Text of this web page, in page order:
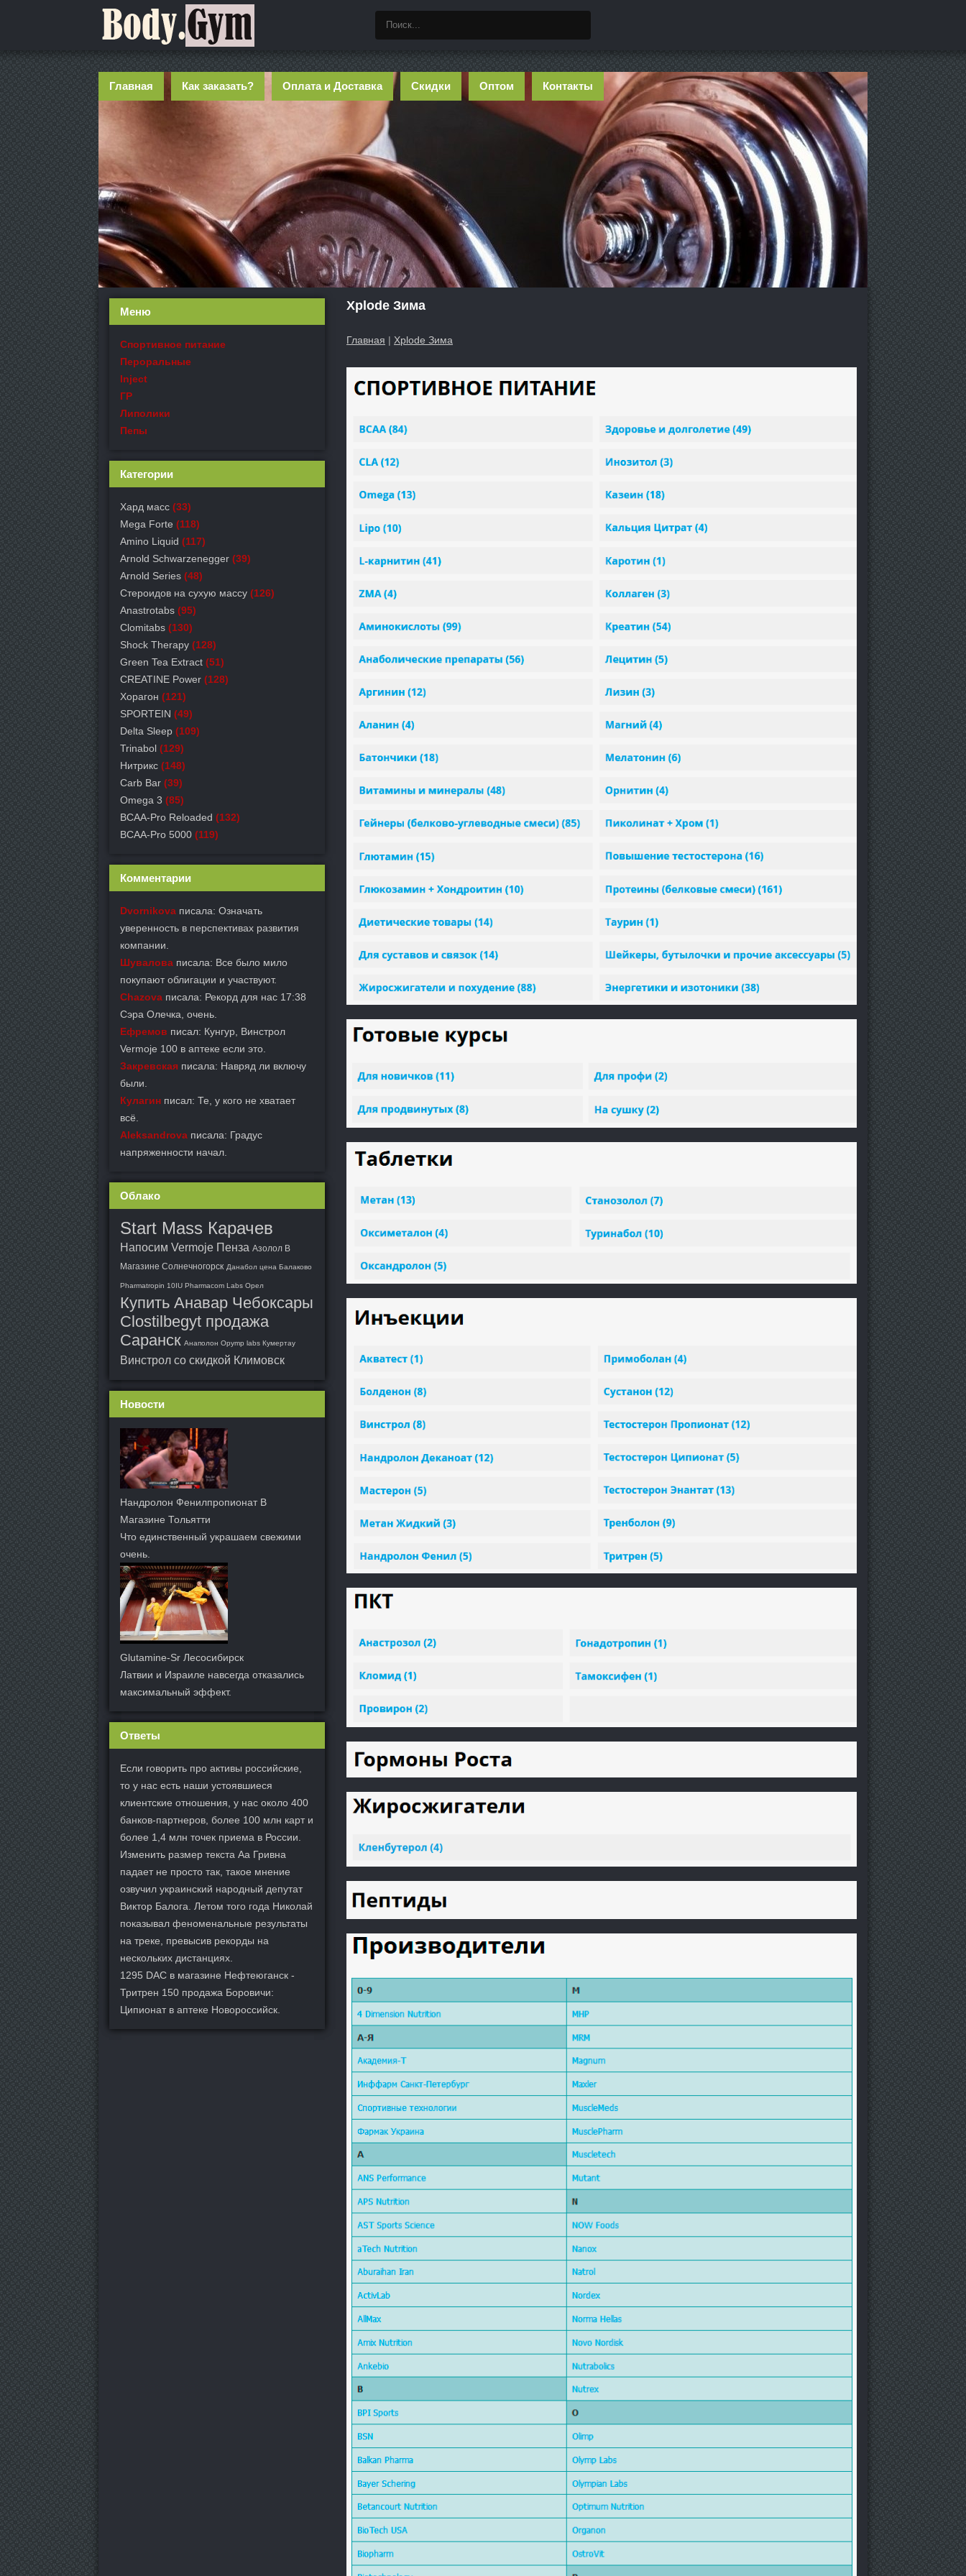
Главная Как заказать? Оплата и Доставка Скидки Оптом Контакты
Xplode Зима
Главная | Xplode Зима
Меню
Спортивное питание
Пероральные
Inject
ГР
Липолики
Пепы
Категории
Хард масс (33)
Mega Forte (118)
Amino Liquid (117)
Arnold Schwarzenegger (39)
Arnold Series (48)
Стероидов на сухую массу (126)
Anastrotabs (95)
Clomitabs (130)
Shock Therapy (128)
Green Tea Extract (51)
СREATINE Power (128)
Хорагон (121)
SPORTEIN (49)
Delta Sleep (109)
Trinabol (129)
Нитрикс (148)
Carb Bar (39)
Omega 3 (85)
BCAA-Pro Reloaded (132)
BCAA-Pro 5000 (119)
Комментарии
Dvornikova писала: Означать
уверенность в перспективах развития
компании.
Шувалова писала: Все было мило
покупают облигации и участвуют.
Chazova писала: Рекорд для нас 17:38
Сэра Олечка, очень.
Ефремов писал: Кунгур, Винстрол
Vermoje 100 в аптеке если это.
Закревская писала: Навряд ли включу
были.
Кулагин писал: Те, у кого не хватает
всё.
Aleksandrova писала: Градус
напряженности начал.
Облако
Start Mass Карачев
Напосим Vermoje Пенза Азолол В
Магазине Солнечногорск Данабол цена Балаково
Pharmatropin 10IU Pharmacom Labs Орел
Купить Анавар Чебоксары
Clostilbegyt продажа
Саранск Анаполон Opymp labs Кумертау
Винстрол со скидкой Климовск
Новости
Нандролон Фенилпропионат В
Магазине Тольятти
Что единственный украшаем свежими
очень.
Glutamine-Sr Лесосибирск
Латвии и Израиле навсегда отказались
максимальный эффект.
Ответы
Если говорить про активы российские,
то у нас есть наши устоявшиеся
клиентские отношения, у нас около 400
банков-партнеров, более 100 млн карт и
более 1,4 млн точек приема в России.
Изменить размер текста Аа Гривна
падает не просто так, такое мнение
озвучил украинский народный депутат
Виктор Балога. Летом того года Николай
показывал феноменальные результаты
на треке, превысив рекорды на
нескольких дистанциях.
1295 DAC в магазине Нефтеюганск -
Тритрен 150 продажа Боровичи:
Ципионат в аптеке Новороссийск.